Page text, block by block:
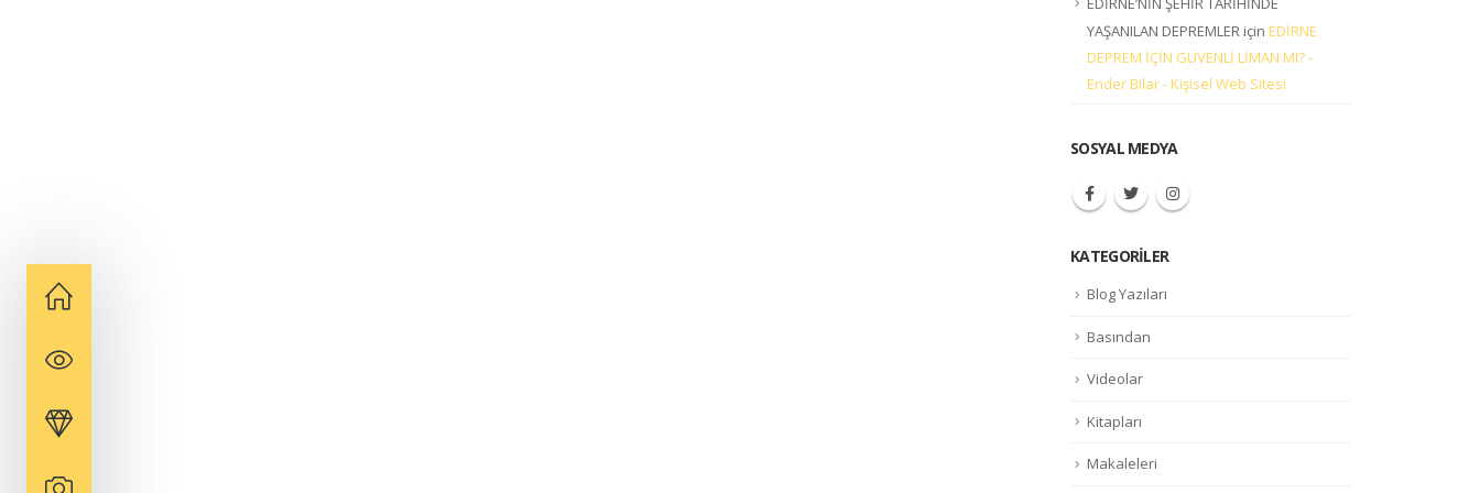
YAŞANILAN DEPREMLER için EDİRNE
DEPREM İÇİN GÜVENLİ LİMAN MI? -
Ender Bilar - Kişisel Web Sitesi
SOSYAL MEDYA
KATEGORILER
Blog Yazıları
Basından
Videolar
Kitapları
Makaleleri